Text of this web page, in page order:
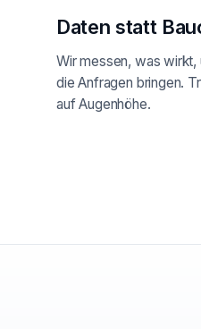
Daten statt
Wir messen, was wirkt,
die Anfragen bringen.
auf Augenhöhe.